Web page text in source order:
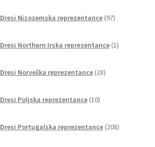
Dresi Nizozemska reprezentance 97izdelkov
Dresi Northern Irska reprezentance 1izdelek
Dresi Norveška reprezentance 28izdelkov
Dresi Poljska reprezentance 10izdelkov
Dresi Portugalska reprezentance 208izdelkov